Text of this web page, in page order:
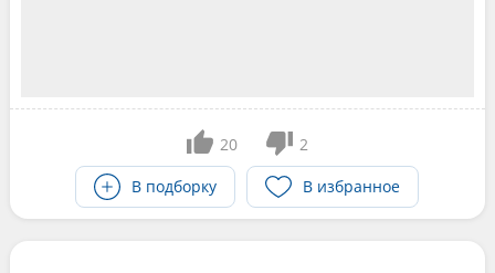
20
2
В подборку
В избранное